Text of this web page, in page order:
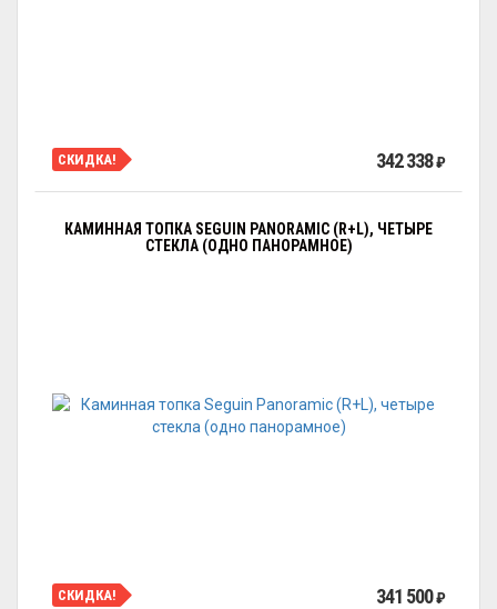
СКИДКА! 342 338₽
КАМИННАЯ ТОПКА SEGUIN PANORAMIC (R+L), ЧЕТЫРЕ
СТЕКЛА (ОДНО ПАНОРАМНОЕ)
СКИДКА! 341 500₽